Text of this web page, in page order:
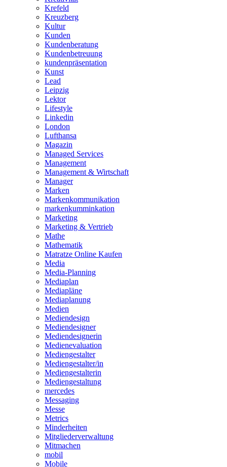
Krefeld
Kreuzberg
Kultur
Kunden
Kundenberatung
Kundenbetreuung
kundenpräsentation
Kunst
Lead
Leipzig
Lektor
Lifestyle
Linkedin
London
Lufthansa
Magazin
Managed Services
Management
Management & Wirtschaft
Manager
Marken
Markenkommunikation
markenkumminkation
Marketing
Marketing & Vertrieb
Mathe
Mathematik
Matratze Online Kaufen
Media
Media-Planning
Mediaplan
Mediapläne
Mediaplanung
Medien
Mediendesign
Mediendesigner
Mediendesignerin
Medienevaluation
Mediengestalter
Mediengestalter/in
Mediengestalterin
Mediengestaltung
mercedes
Messaging
Messe
Metrics
Minderheiten
Mitgliederverwaltung
Mitmachen
mobil
Mobile